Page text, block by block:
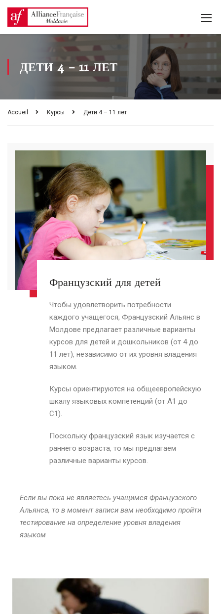
ДЕТИ 4 – 11 ЛЕТ
Accueil Курсы Дети 4 – 11 лет
Французский для детей
Чтобы удовлетворить потребности
каждого учащегося, Французский Альянс в
Молдове предлагает различные варианты
курсов для детей и дошкольников (от 4 до
11 лет), независимо от их уровня владения
языком.
Курсы ориентируются на общеевропейскую
шкалу языковых компетенций (от A1 до
C1).
Поскольку французский язык изучается с
раннего возраста, то мы предлагаем
различные варианты курсов.
Если вы пока не являетесь учащимся Французского
Альянса, то в момент записи вам необходимо пройти
тестирование на определение уровня владения
языком